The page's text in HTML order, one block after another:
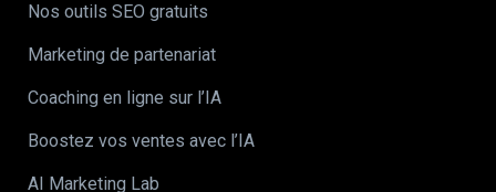
Nos outils SEO gratuits
Marketing de partenariat
Coaching en ligne sur l’IA
Boostez vos ventes avec l’IA
AI Marketing Lab